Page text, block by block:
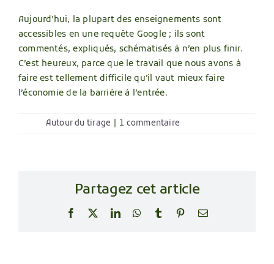
Aujourd’hui, la plupart des enseignements sont
accessibles en une requête Google ; ils sont
commentés, expliqués, schématisés à n’en plus finir.
C’est heureux, parce que le travail que nous avons à
faire est tellement difficile qu’il vaut mieux faire
l’économie de la barrière à l’entrée.
Autour du tirage 1 commentaire
Partagez cet article
Facebook LinkedInWhatsApp
Tumblr PinterestEmail